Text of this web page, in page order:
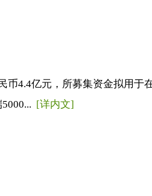
4.4亿元，所募集资金拟用于
[详内文]